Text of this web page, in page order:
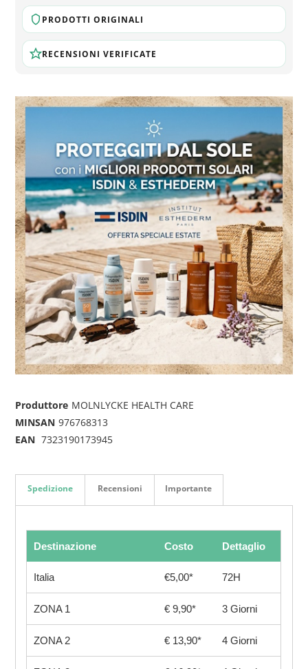
PRODOTTI ORIGINALI
RECENSIONI VERIFICATE
Produttore MOLNLYCKE HEALTH CARE
MINSAN 976768313
EAN 7323190173945
Spedizione
Destinazione Costo Dettaglio
Italia €5,00* 72H
ZONA 1 € 9,90* 3 Giorni
ZONA 2 € 13,90* 4 Giorni
Recensioni Importante